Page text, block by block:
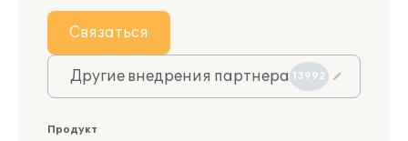
Связаться
Другие внедрения партнера 13992
Продукт